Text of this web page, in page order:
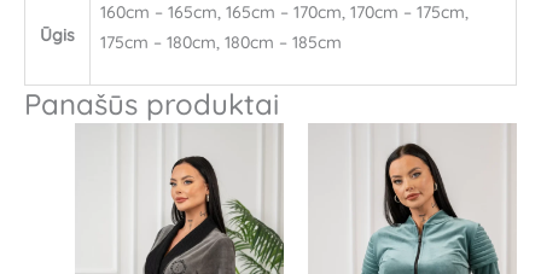
Ūgis
160cm – 165cm, 165cm – 170cm, 170cm – 175cm,
175cm – 180cm, 180cm – 185cm
Panašūs produktai